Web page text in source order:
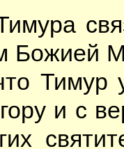
Бо­жи­ей
Ти­мур
и с